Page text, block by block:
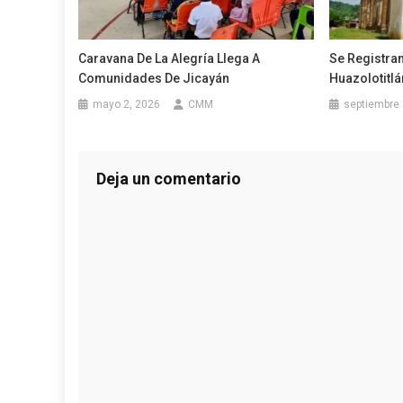
Caravana De La Alegría Llega A
Comunidades De Jicayán
mayo 2, 2026 CMM
Se
septiembre
Deja un comentario